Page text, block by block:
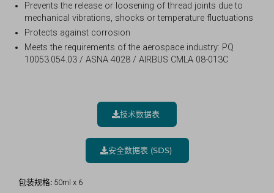
Prevents the release or loosening of thread joints due to
mechanical vibrations, shocks or temperature fluctuations
Protects against corrosion
Meets the requirements of the aerospace industry: PQ
10053.054.03 / ASNA 4028 / AIRBUS CMLA 08-013C
技术数据表
安全数据表 (SDS)
包装规格: 50ml x 6